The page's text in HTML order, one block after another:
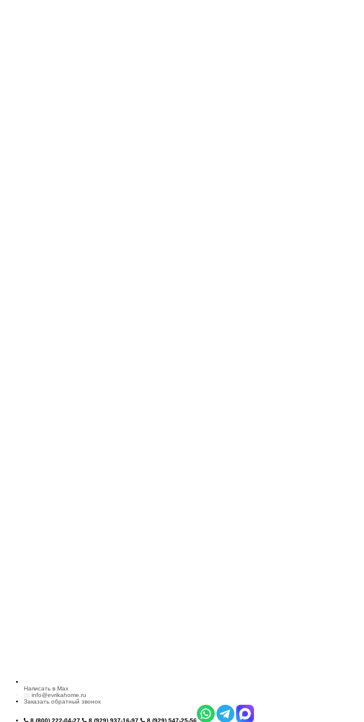
Написать в Max
info@evrikahome.ru
Заказать обратный звонок
8 (800) 222-04-27 8 (929) 937-16-97 8 (929) 547-25-56